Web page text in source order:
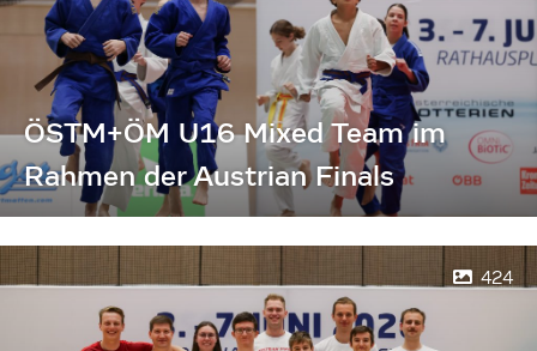
ÖSTM+ÖM U16 Mixed Team im
Rahmen der Austrian Finals
424